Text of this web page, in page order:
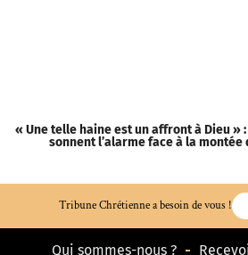
« Une telle haine est un affront à Dieu »
sonnent l’alarme face à la montée
Tribune Chrétienne a besoin de vous !
Qui sommes-nous ?